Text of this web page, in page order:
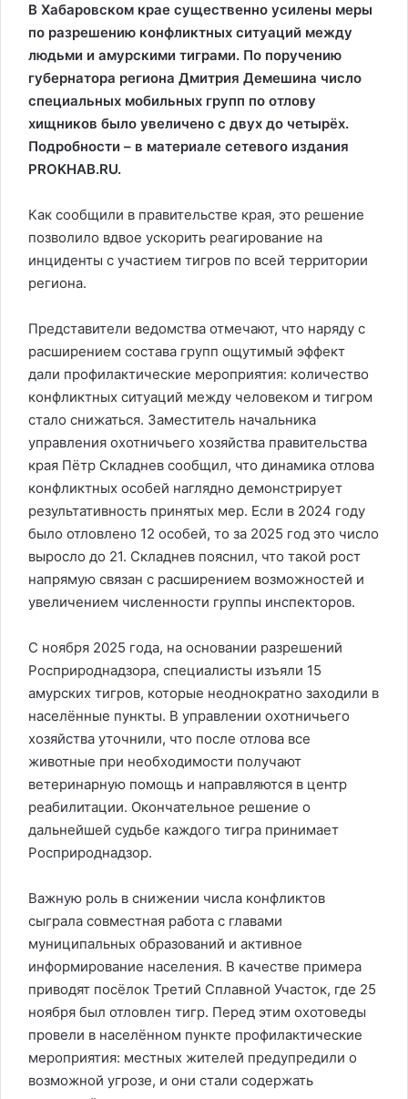
В Хабаровском крае существенно усилены меры
по разрешению конфликтных ситуаций между
людьми и амурскими тиграми. По поручению
губернатора региона Дмитрия Демешина число
специальных мобильных групп по отлову
хищников было увеличено с двух до четырёх.
Подробности – в материале сетевого издания
PROKHAB.RU.
Как сообщили в правительстве края, это решение
позволило вдвое ускорить реагирование на
инциденты с участием тигров по всей территории
региона.
Представители ведомства отмечают, что наряду с
расширением состава групп ощутимый эффект
дали профилактические мероприятия: количество
конфликтных ситуаций между человеком и тигром
стало снижаться. Заместитель начальника
управления охотничьего хозяйства правительства
края Пётр Складнев сообщил, что динамика отлова
конфликтных особей наглядно демонстрирует
результативность принятых мер. Если в 2024 году
было отловлено 12 особей, то за 2025 год это число
выросло до 21. Складнев пояснил, что такой рост
напрямую связан с расширением возможностей и
увеличением численности группы инспекторов.
С ноября 2025 года, на основании разрешений
Росприроднадзора, специалисты изъяли 15
амурских тигров, которые неоднократно заходили в
населённые пункты. В управлении охотничьего
хозяйства уточнили, что после отлова все
животные при необходимости получают
ветеринарную помощь и направляются в центр
реабилитации. Окончательное решение о
дальнейшей судьбе каждого тигра принимает
Росприроднадзор.
Важную роль в снижении числа конфликтов
сыграла совместная работа с главами
муниципальных образований и активное
информирование населения. В качестве примера
приводят посёлок Третий Сплавной Участок, где 25
ноября был отловлен тигр. Перед этим охотоведы
провели в населённом пункте профилактические
мероприятия: местных жителей предупредили о
возможной угрозе, и они стали содержать